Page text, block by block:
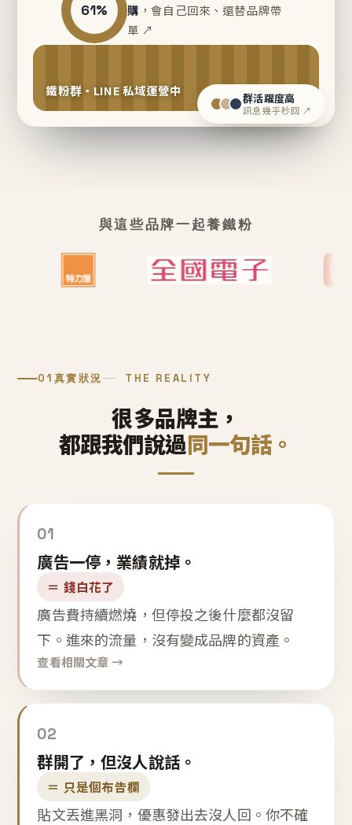
61%
購 ，會自己回來、還替品牌帶
單 ↗
鐵粉群・LINE 私域運營中 群活躍度高
訊息幾乎秒回 ↗
與這些品牌一起養鐵粉
01 真實狀況 THE REALITY
很多品牌主，
都跟我們說過同一句話。
01
廣告一停，業績就掉。
＝ 錢白花了
廣告費持續燃燒，但停投之後什麼都沒留
下。進來的流量，沒有變成品牌的資產。
查看相關文章 →
02
群開了，但沒人說話。
＝ 只是個布告欄
貼文丟進黑洞，優惠發出去沒人回。你不確